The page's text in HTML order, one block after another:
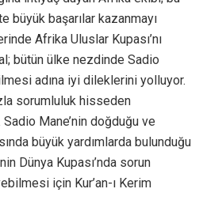
büyük başarılar kazanmayı
Afrika Uluslar Kupası’nı
bütün ülke nezdinde Sadio
adına iyi dileklerini yolluyor.
sorumluluk hisseden
Mane’nin doğduğu ve
büyük yardımlarda bulunduğu
Dünya Kupası’nda sorun
için Kur’an-ı Kerim